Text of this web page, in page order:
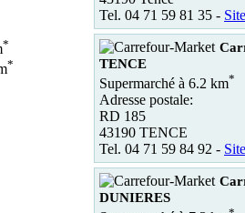
*
*
Tel. 04 71 59 81 35 -
TENCE
Supermarché à 6.2 km*
Adresse postale:
RD 185
43190 TENCE
Tel. 04 71 59 84 92 -
DUNIERES